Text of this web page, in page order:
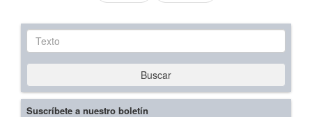
Texto
Buscar
Suscríbete a nuestro boletín